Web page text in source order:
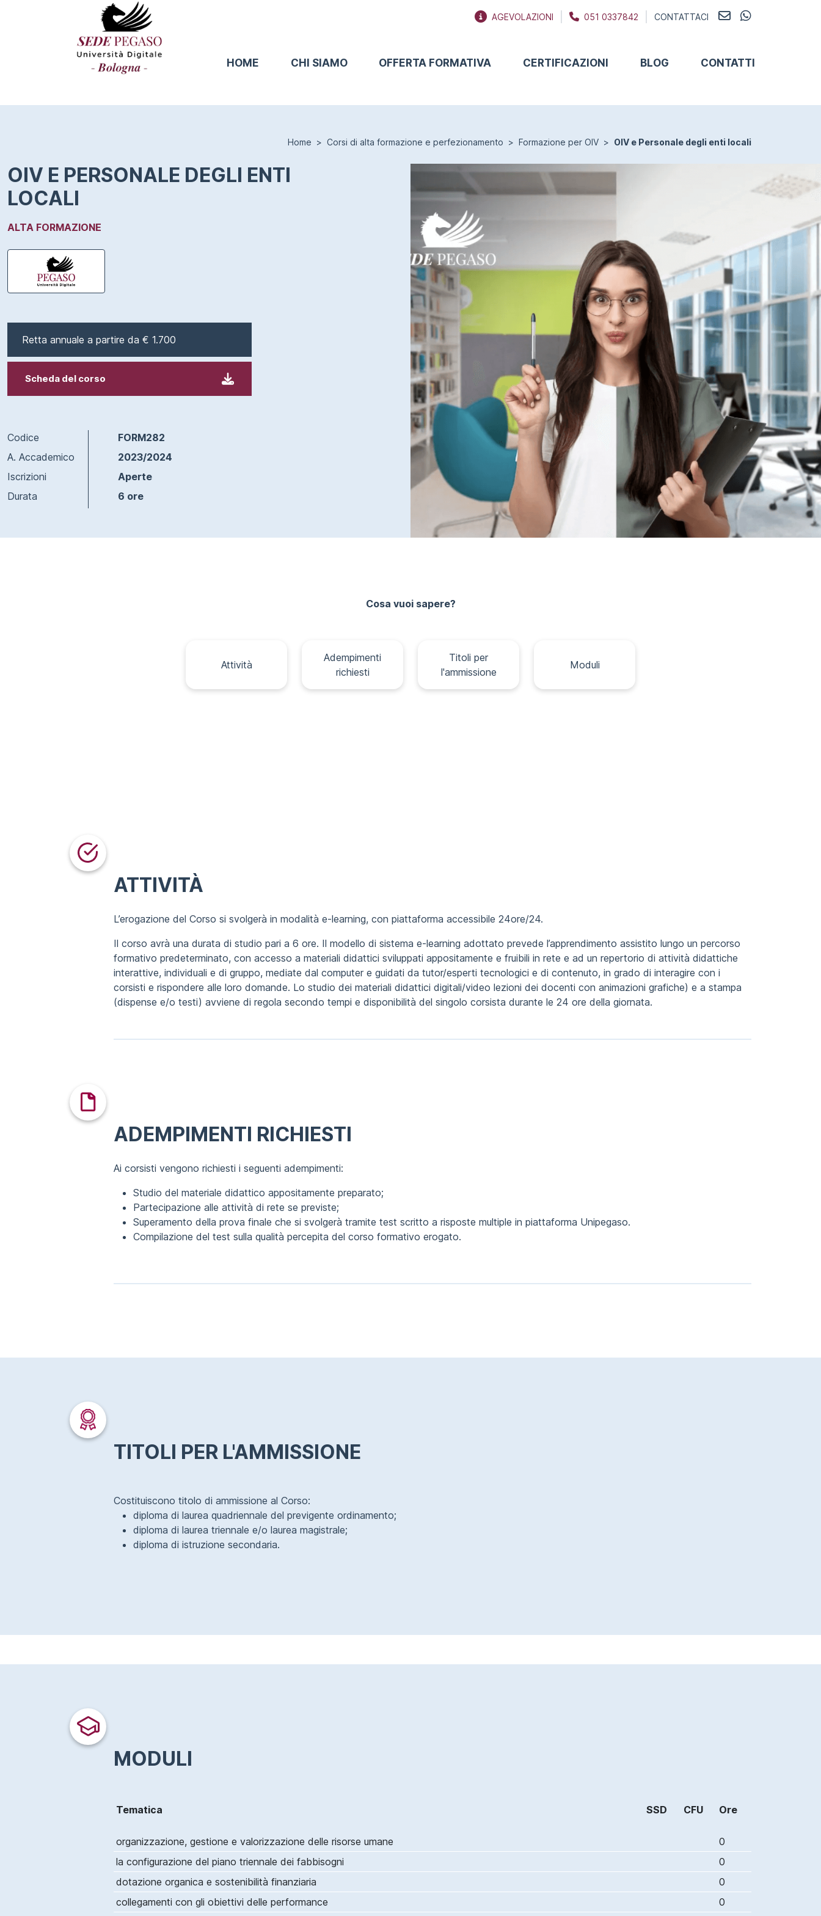
AGEVOLAZIONI 051 0337842 CONTATTACI
HOME CHI SIAMO OFFERTA FORMATIVA CERTIFICAZIONI BLOG CONTATTI
Home Corsi di alta formazione e perfezionamento Formazione per OIV OIV e Personale degli enti locali
OIV E PERSONALE DEGLI ENTI
LOCALI
ALTA FORMAZIONE
Retta annuale a partire da € 1.700
Scheda del corso
Codice
FORM282
A. Accademico
2023/2024
Iscrizioni
Aperte
Durata
6 ore
Cosa vuoi sapere?
Attività
Adempimenti
richiesti
Titoli per
l'ammissione
Moduli
ATTIVITÀ
L’erogazione del Corso si svolgerà in modalità e-learning, con piattaforma accessibile 24ore/24.
Il corso avrà una durata di studio pari a 6 ore. Il modello di sistema e-learning adottato prevede l’apprendimento assistito lungo un percorso
formativo predeterminato, con accesso a materiali didattici sviluppati appositamente e fruibili in rete e ad un repertorio di attività didattiche
interattive, individuali e di gruppo, mediate dal computer e guidati da tutor/esperti tecnologici e di contenuto, in grado di interagire con i
corsisti e rispondere alle loro domande. Lo studio dei materiali didattici digitali/video lezioni dei docenti con animazioni grafiche) e a stampa
(dispense e/o testi) avviene di regola secondo tempi e disponibilità del singolo corsista durante le 24 ore della giornata.
ADEMPIMENTI RICHIESTI
Ai corsisti vengono richiesti i seguenti adempimenti:
Studio del materiale didattico appositamente preparato;
Partecipazione alle attività di rete se previste;
Superamento della prova finale che si svolgerà tramite test scritto a risposte multiple in piattaforma Unipegaso.
Compilazione del test sulla qualità percepita del corso formativo erogato.
TITOLI PER L'AMMISSIONE
Costituiscono titolo di ammissione al Corso:
diploma di laurea quadriennale del previgente ordinamento;
diploma di laurea triennale e/o laurea magistrale;
diploma di istruzione secondaria.
MODULI
Tematica SSD CFU Ore
organizzazione, gestione e valorizzazione delle risorse umane
0
la configurazione del piano triennale dei fabbisogni
0
dotazione organica e sostenibilità finanziaria
0
collegamenti con gli obiettivi delle performance
0